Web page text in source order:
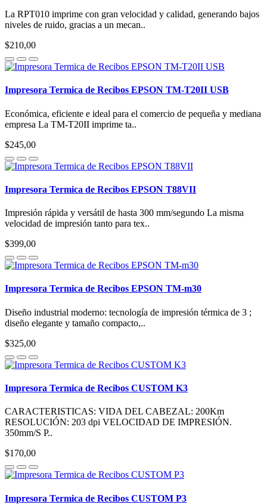
La RPT010 imprime con gran velocidad y calidad, generando bajos
niveles de ruido, gracias a un mecan..
$210,00
Impresora Termica de Recibos EPSON TM-T20II USB
Económica, eficiente e ideal para el comercio de pequeña y mediana
empresa La TM-T20II imprime ta..
$245,00
Impresora Termica de Recibos EPSON T88VII
Impresión rápida y versátil de hasta 300 mm/segundo La misma
velocidad de impresión tanto para tex..
$399,00
Impresora Termica de Recibos EPSON TM-m30
Diseño industrial moderno: tecnología de impresión térmica de 3 ;
diseño elegante y tamaño compacto,..
$325,00
Impresora Termica de Recibos CUSTOM K3
CARACTERISTICAS: VIDA DEL CABEZAL: 200Km
RESOLUCIÓN: 203 dpi VELOCIDAD DE IMPRESIÓN.
350mm/S P..
$170,00
Impresora Termica de Recibos CUSTOM P3